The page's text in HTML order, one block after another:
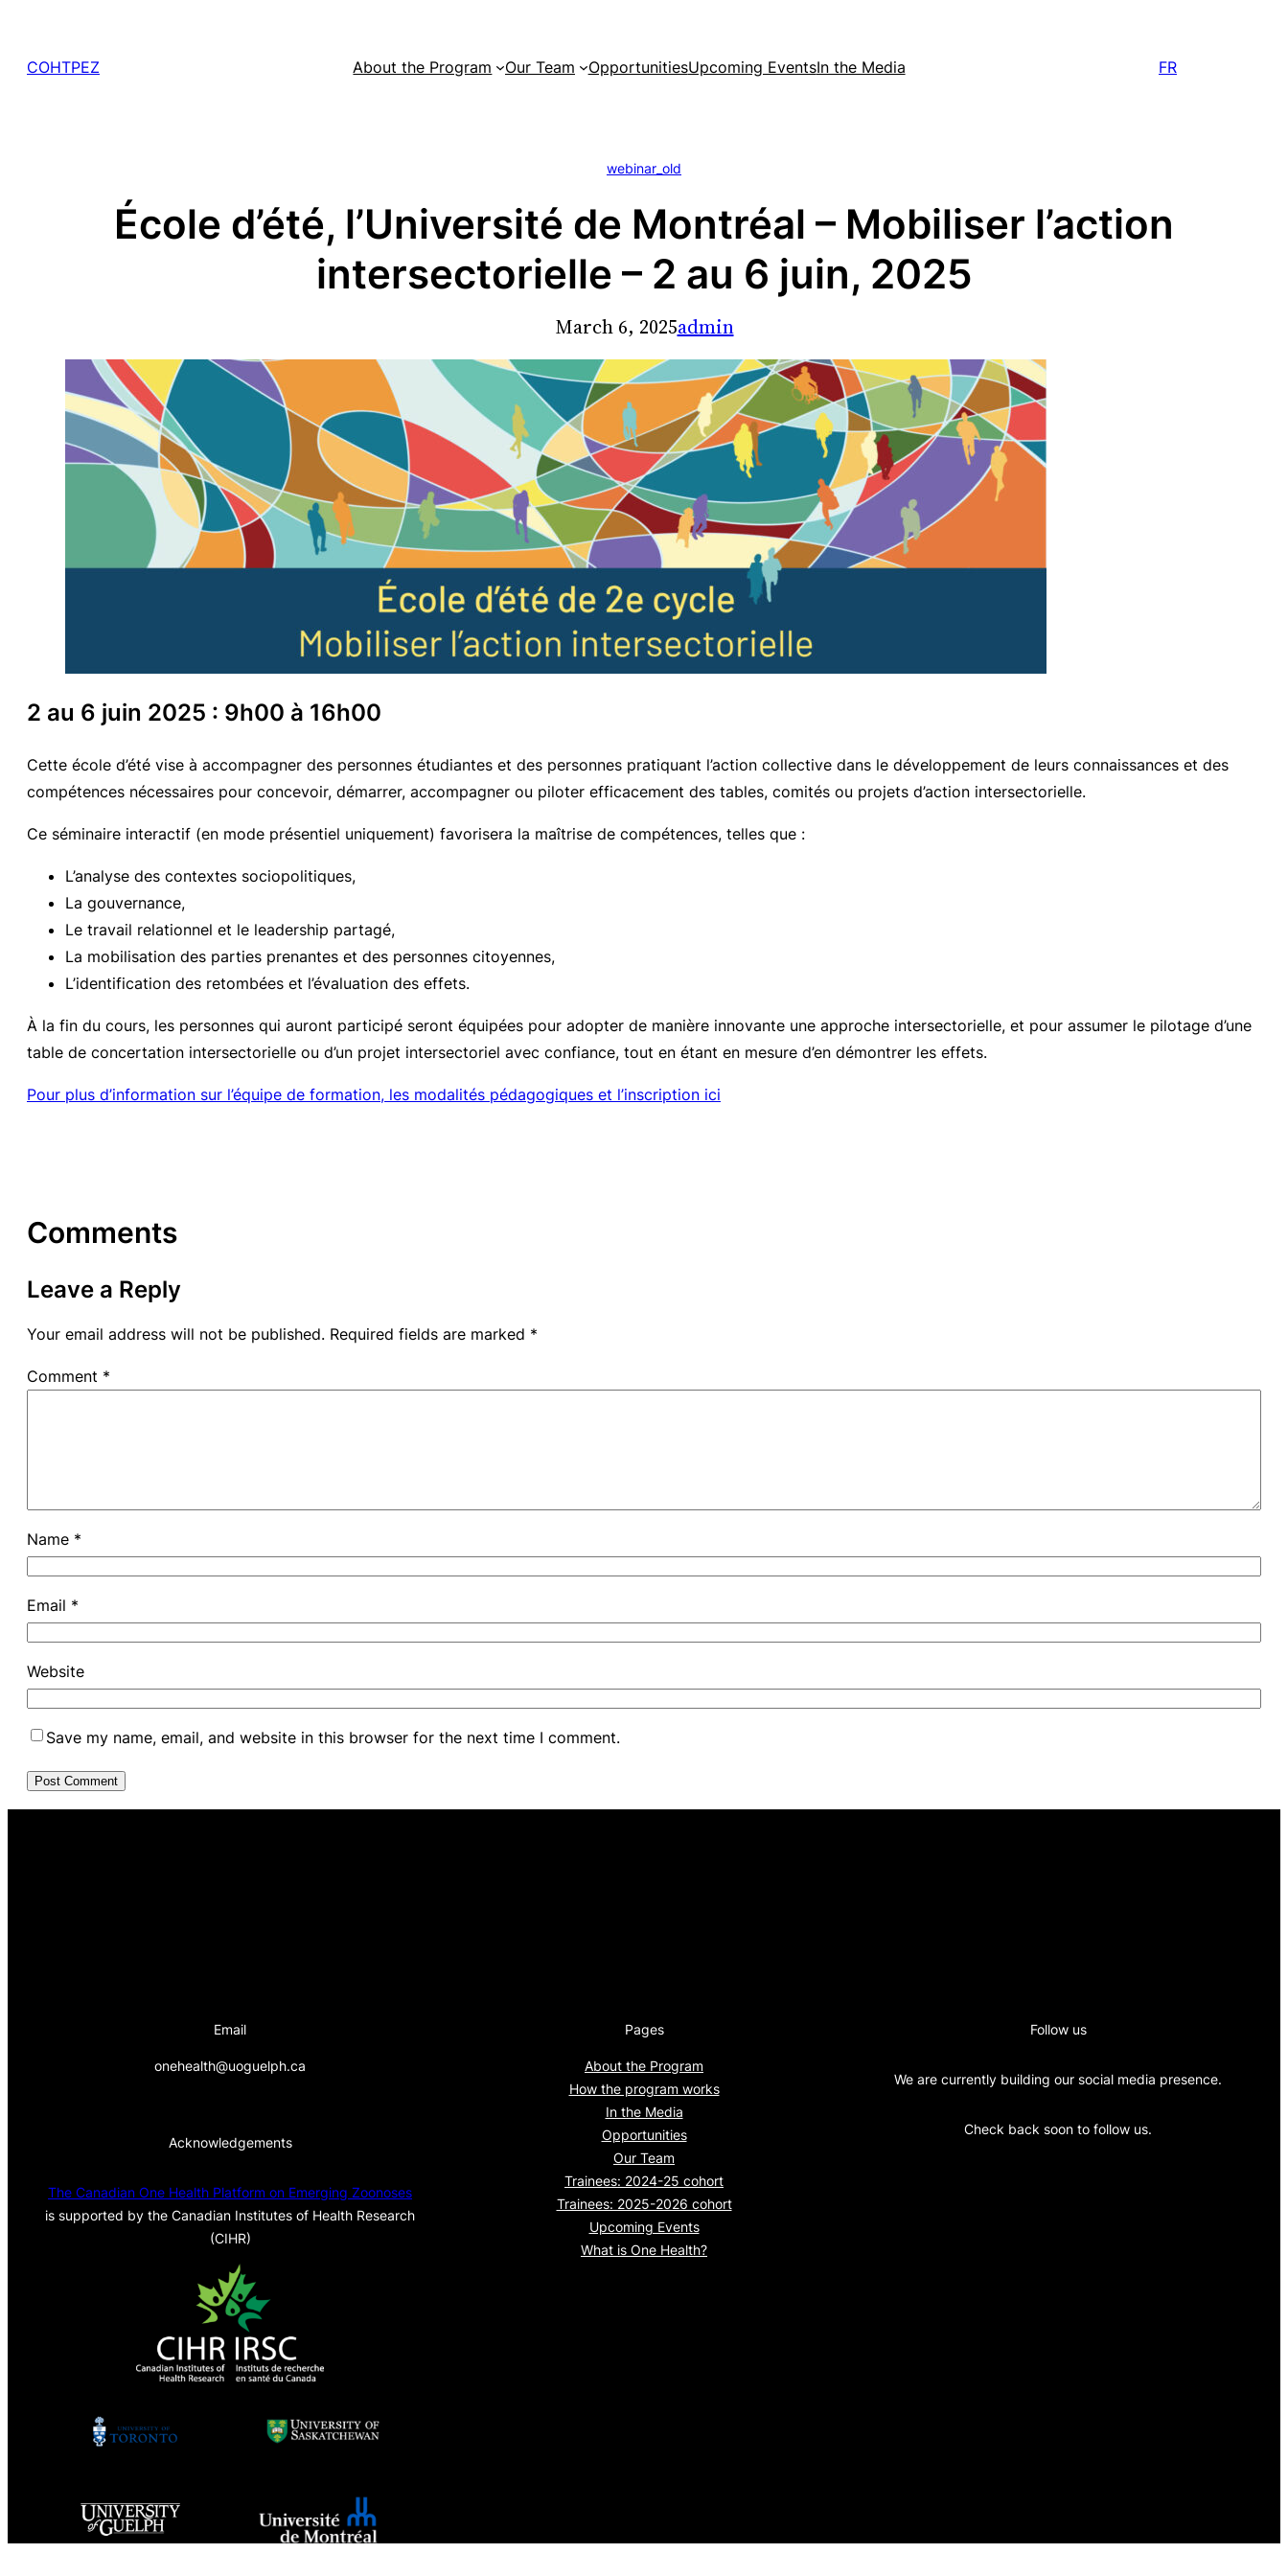
content
COHTPEZ About the Program Our Team OpportunitiesUpcoming EventsIn the Media FR
webinar_old
École d’été, l’Université de Montréal – Mobiliser l’action
intersectorielle – 2 au 6 juin, 2025
March 6, 2025admin
2 au 6 juin 2025 : 9h00 à 16h00
Cette école d’été vise à accompagner des personnes étudiantes et des personnes pratiquant l’action collective dans le développement de leurs connaissances et des
compétences nécessaires pour concevoir, démarrer, accompagner ou piloter efficacement des tables, comités ou projets d’action intersectorielle.
Ce séminaire interactif (en mode présentiel uniquement) favorisera la maîtrise de compétences, telles que :
L’analyse des contextes sociopolitiques,
La gouvernance,
Le travail relationnel et le leadership partagé,
La mobilisation des parties prenantes et des personnes citoyennes,
L’identification des retombées et l’évaluation des effets.
À la fin du cours, les personnes qui auront participé seront équipées pour adopter de manière innovante une approche intersectorielle, et pour assumer le pilotage d’une
table de concertation intersectorielle ou d’un projet intersectoriel avec confiance, tout en étant en mesure d’en démontrer les effets.
Pour plus d’information sur l’équipe de formation, les modalités pédagogiques et l’inscription ici
Comments
Leave a Reply
Your email address will not be published. Required fields are marked *
Comment *
Name *
Email *
Website
Save my name, email, and website in this browser for the next time I comment.
Email
onehealth@uoguelph.ca
Acknowledgements
The Canadian One Health Platform on Emerging Zoonoses
is supported by the Canadian Institutes of Health Research
(CIHR)
Pages
About the Program
How the program works
In the Media
Opportunities
Our Team
Trainees: 2024-25 cohort
Trainees: 2025-2026 cohort
Upcoming Events
What is One Health?
Follow us
We are currently building our social media presence.
Check back soon to follow us.